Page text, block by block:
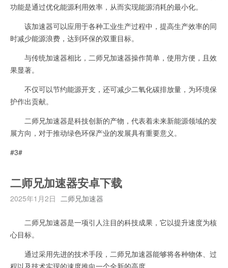
功能是通过优化能源利用效率，从而实现能源消耗的最小化。
该加速器可以应用于各种工业生产过程中，提高生产效率的同
时减少能源浪费，达到环保的双重目标。
与传统加速器相比，二师兄加速器操作简单，使用方便，且效
果显著。
不仅可以节约能源开支，还可减少二氧化碳排放量，为环境保
护作出贡献。
二师兄加速器是科技创新的产物，代表着未来新能源领域的发
展方向，对于推动绿色环保产业的发展具有重要意义。
#3#
二师兄加速器安卓下载
2025年1月2日 二师兄加速器
二师兄加速器是一项引人注目的科技成果，它以提升速度为核
心目标。
通过采用先进的技术手段，二师兄加速器能够将各种物体、过
程以及技术实现的速度推向一个全新的高度。